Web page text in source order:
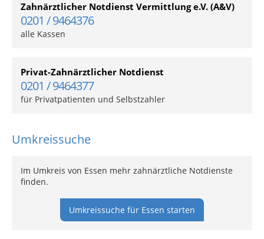
Zahnärztlicher Notdienst Vermittlung e.V. (A&V)
0201 / 9464376
alle Kassen
Privat-Zahnärztlicher Notdienst
0201 / 9464377
für Privatpatienten und Selbstzahler
Umkreissuche
Im Umkreis von Essen mehr zahnärztliche Notdienste
finden.
Umkreissuche für Essen starten